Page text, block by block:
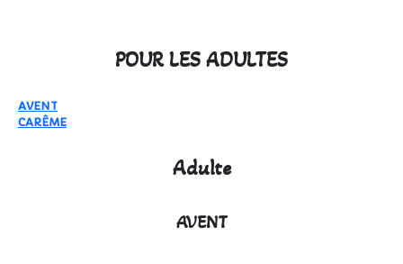
POUR LES ADULTES
AVENT
CARÊME
Adulte
AVENT